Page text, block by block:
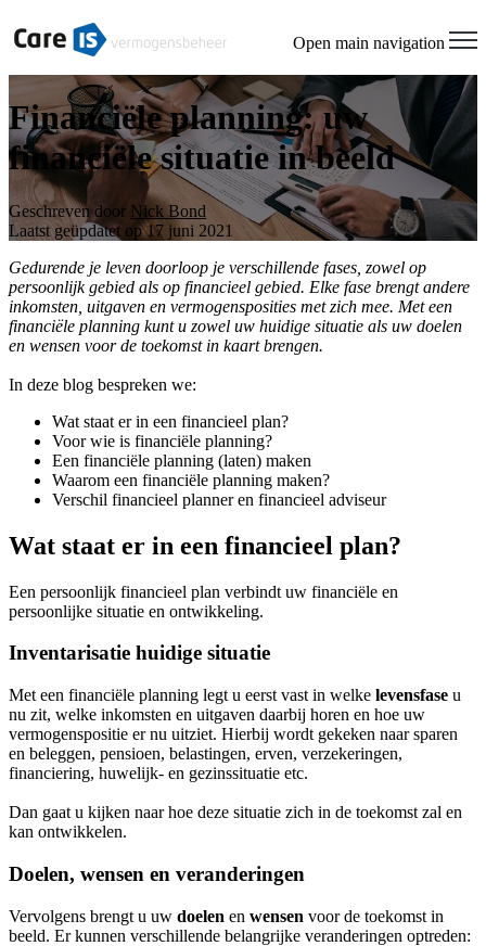
Open main navigation
Financiële planning: uw
financiële situatie in beeld
Geschreven door Nick Bond
Laatst geüpdatet op 17 juni 2021
Gedurende je leven doorloop je verschillende fases, zowel op
persoonlijk gebied als op financieel gebied. Elke fase brengt andere
inkomsten, uitgaven en vermogensposities met zich mee. Met een
financiële planning kunt u zowel uw huidige situatie als uw doelen
en wensen voor de toekomst in kaart brengen.
In deze blog bespreken we:
Wat staat er in een financieel plan?
Voor wie is financiële planning?
Een financiële planning (laten) maken
Waarom een financiële planning maken?
Verschil financieel planner en financieel adviseur
Wat staat er in een financieel plan?
Een persoonlijk financieel plan verbindt uw financiële en
persoonlijke situatie en ontwikkeling.
Inventarisatie huidige situatie
Met een financiële planning legt u eerst vast in welke levensfase u
nu zit, welke inkomsten en uitgaven daarbij horen en hoe uw
vermogenspositie er nu uitziet. Hierbij wordt gekeken naar sparen
en beleggen, pensioen, belastingen, erven, verzekeringen,
financiering, huwelijk- en gezinssituatie etc.
Dan gaat u kijken naar hoe deze situatie zich in de toekomst zal en
kan ontwikkelen.
Doelen, wensen en veranderingen
Vervolgens brengt u uw doelen en wensen voor de toekomst in
beeld. Er kunnen verschillende belangrijke veranderingen optreden: